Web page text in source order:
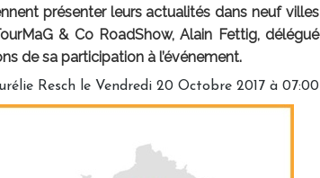
présenter leurs actualités dans neuf villes
& Co RoadShow, Alain Fettig, délégué
de sa participation à l’événement.
Resch le Vendredi 20 Octobre 2017 à 07:00